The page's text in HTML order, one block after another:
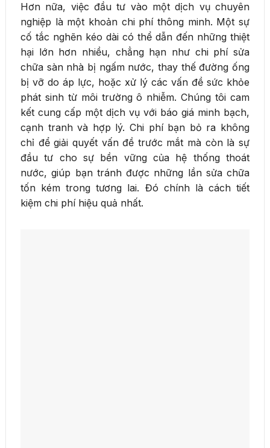
Hơn nữa, việc đầu tư vào một dịch vụ chuyên
nghiệp là một khoản chi phí thông minh. Một sự
cố tắc nghẽn kéo dài có thể dẫn đến những thiệt
hại lớn hơn nhiều, chẳng hạn như chi phí sửa
chữa sàn nhà bị ngấm nước, thay thế đường ống
bị vỡ do áp lực, hoặc xử lý các vấn đề sức khỏe
phát sinh từ môi trường ô nhiễm. Chúng tôi cam
kết cung cấp một dịch vụ với báo giá minh bạch,
cạnh tranh và hợp lý. Chi phí bạn bỏ ra không
chỉ để giải quyết vấn đề trước mắt mà còn là sự
đầu tư cho sự bền vững của hệ thống thoát
nước, giúp bạn tránh được những lần sửa chữa
tốn kém trong tương lai. Đó chính là cách tiết
kiệm chi phí hiệu quả nhất.